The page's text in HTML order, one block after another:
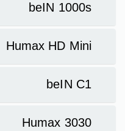
beIN 1000s
Humax HD Mini
beIN C1
Humax 3030